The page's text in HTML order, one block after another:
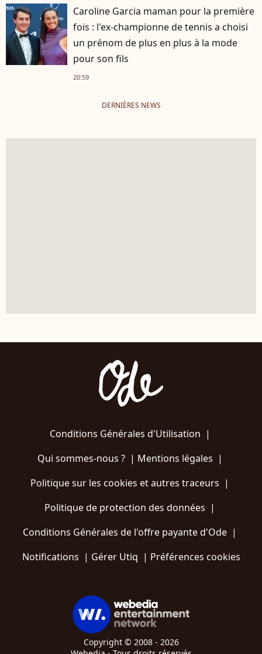
Caroline Garcia maman pour la première
fois : l'ex-championne de tennis a choisi
un prénom de plus en plus à la mode
pour son fils
20:59
DERNIÈRES NEWS
Conditions Générales d'Utilisation |
Qui sommes-nous ?| Mentions légales |
Politique sur les cookies et autres traceurs |
Politique de protection des données |
Conditions Générales de l'offre payante d'Ode |
Notifications | Gérer Utiq | Préférences cookies
Copyright © 2008 - 2026